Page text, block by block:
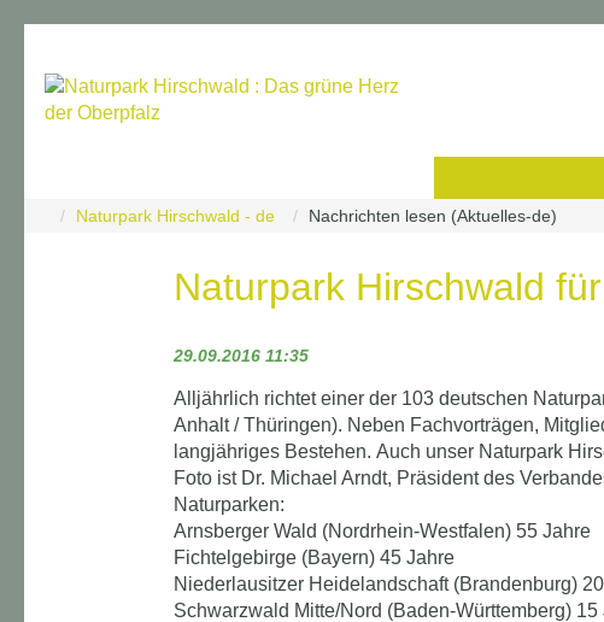
Naturpark Hirschwald - de Nachrichten lesen (Aktuelles-de)
Naturpark Hirschwald
29.09.2016 11:35
Alljährlich richtet einer der 103 deutschen
Anhalt / Thüringen). Neben Fachvorträgen,
langjähriges Bestehen. Auch unser Naturpark
Foto ist Dr. Michael Arndt, Präsident des
Naturparken:
Arnsberger Wald (Nordrhein-Westfalen) 55 Jahre
Fichtelgebirge (Bayern) 45 Jahre
Niederlausitzer Heidelandschaft (Brandenburg)
Schwarzwald Mitte/Nord (Baden-Württemberg) 15